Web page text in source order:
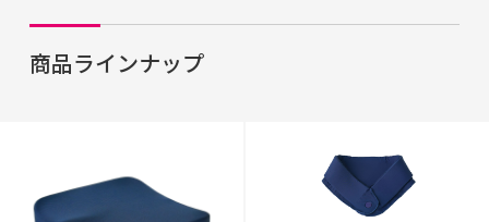
商品ラインナップ